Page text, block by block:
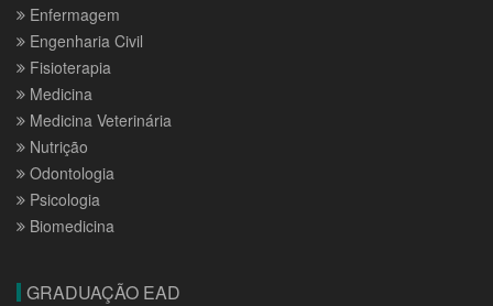
Enfermagem
Engenharia Civil
Fisioterapia
Medicina
Medicina Veterinária
Nutrição
Odontologia
Psicologia
Biomedicina
GRADUAÇÃO EAD